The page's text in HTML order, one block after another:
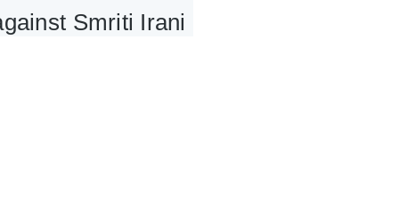
Smriti Irani